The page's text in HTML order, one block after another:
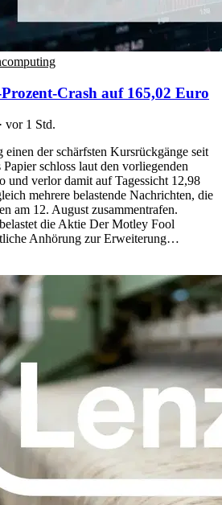
Crash auf 165,02 Euro
· vor 1 Std.
einen der schärfsten Kursrückgänge seit
schloss laut den vorliegenden
und verlor damit auf Tagessicht 12,98
mehrere belastende Nachrichten, die
am 12. August zusammentrafen.
die Aktie Der Motley Fool
Anhörung zur Erweiterung…